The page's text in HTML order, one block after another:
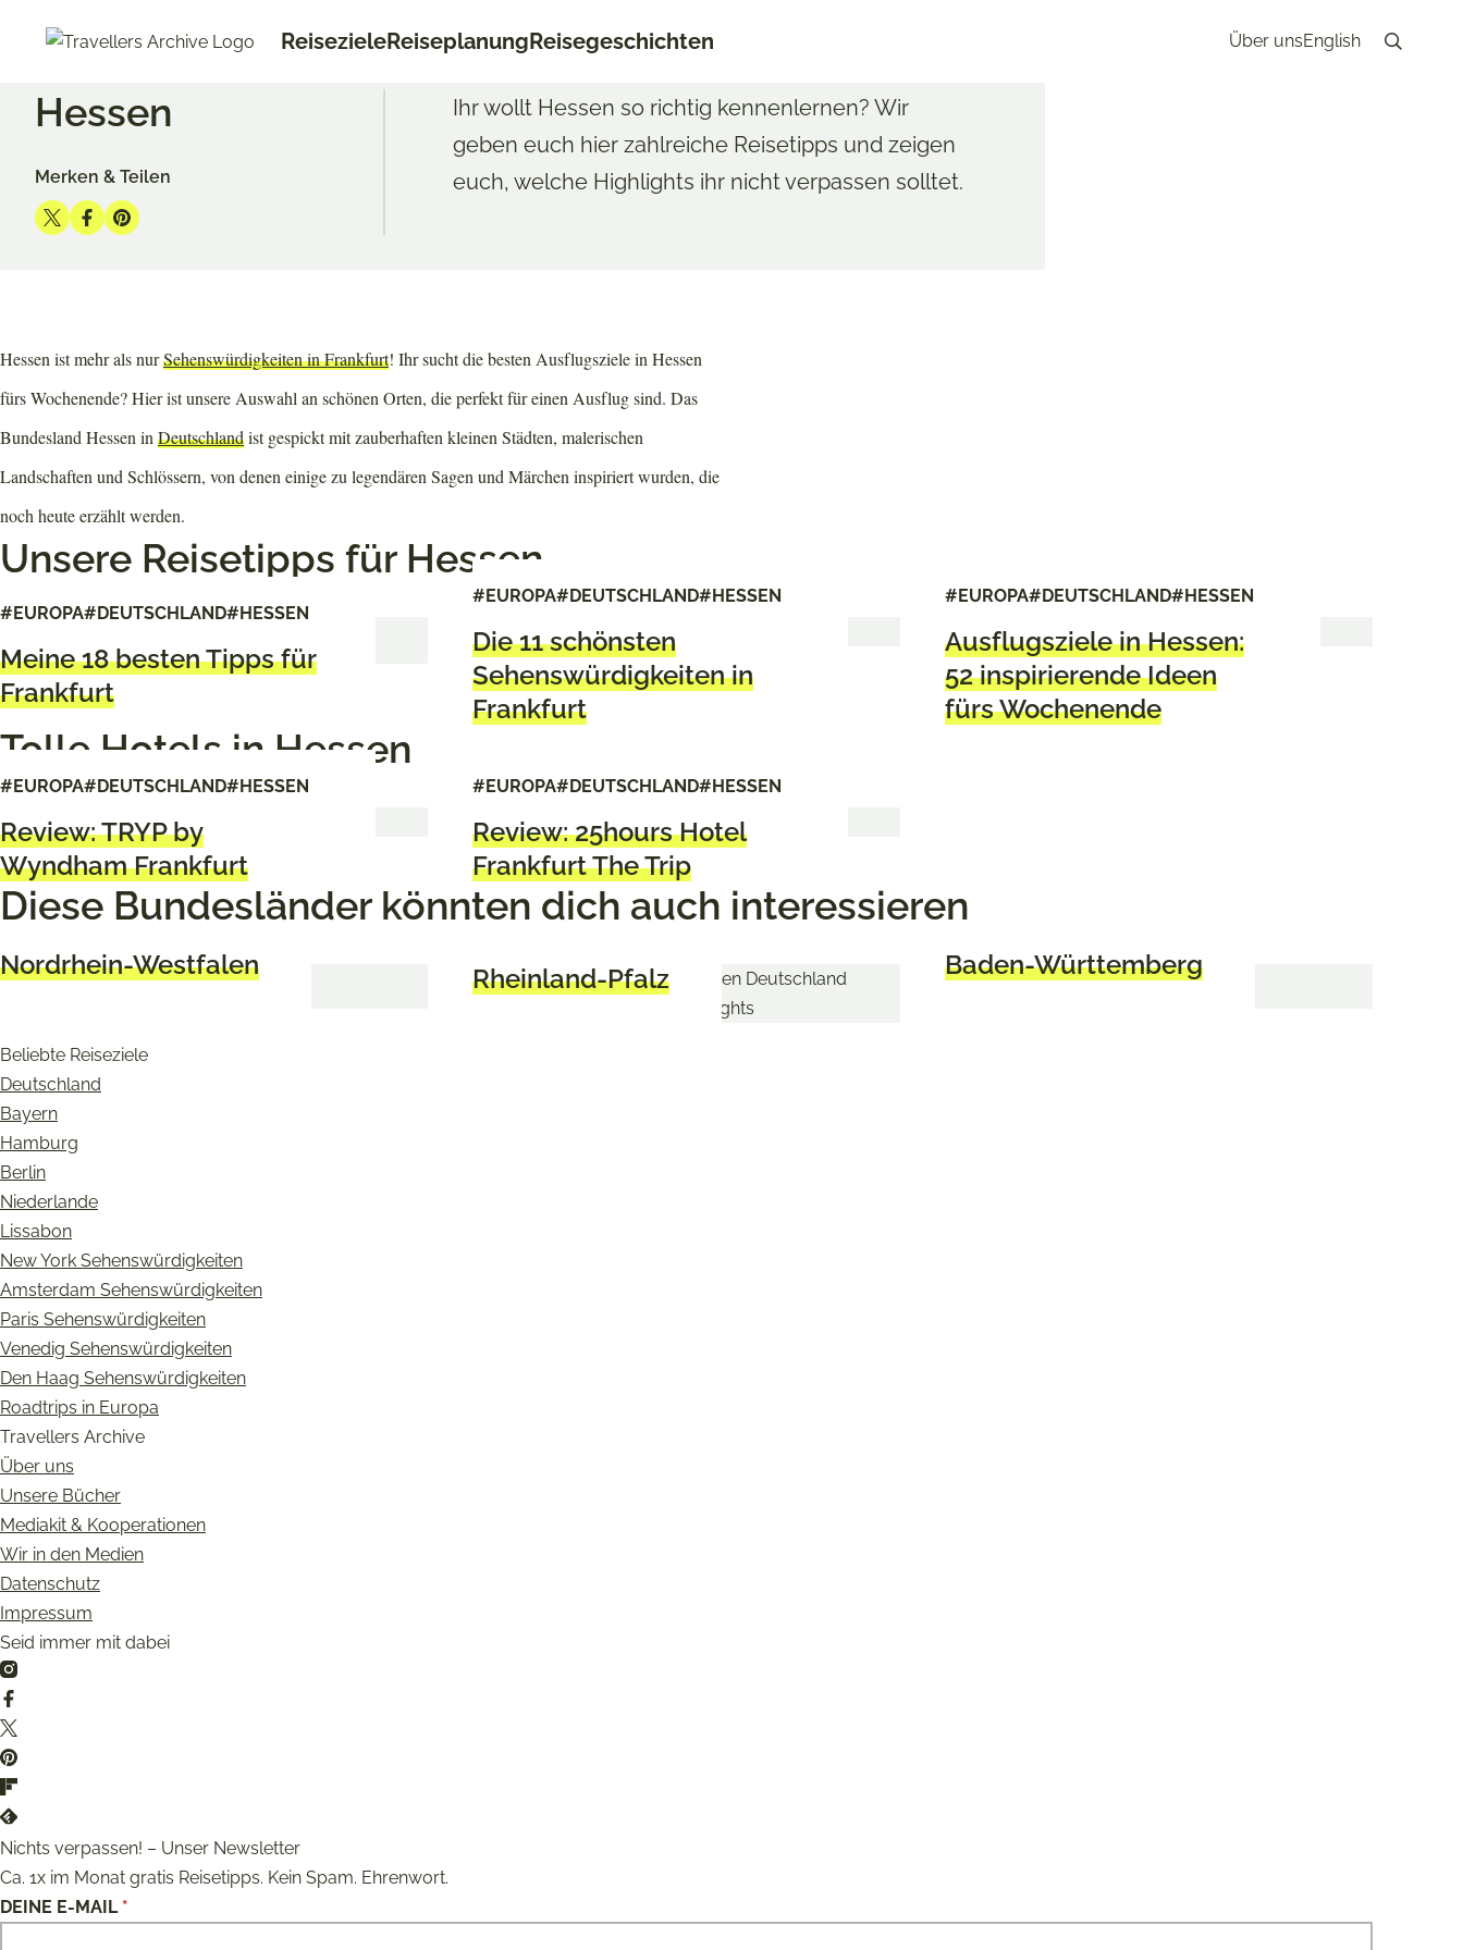
content
ReisezieleReiseplanungReisegeschichten Über unsEnglish Search
DEUTSCHLAND
Hessen
Ihr wollt Hessen so richtig kennenlernen? Wir
geben euch hier zahlreiche Reisetipps und zeigen
euch, welche Highlights ihr nicht verpassen solltet.
Merken & Teilen
ShareShareShare
Hessen ist mehr als nurSehenswürdigkeiten in Frankfurt! Ihr sucht die besten Ausflugsziele in Hessen
fürs Wochenende? Hier ist unsere Auswahl an schönen Orten, die perfekt für einen Ausflug sind. Das
Bundesland Hessen in Deutschlandist gespickt mit zauberhaften kleinen Städten, malerischen
Landschaften und Schlössern, von denen einige zu legendären Sagen und Märchen inspiriert wurden, die
noch heute erzählt werden.
Unsere Reisetipps für Hessen
#EUROPA#DEUTSCHLAND#HESSEN
Meine 18 besten Tipps für
Frankfurt
#EUROPA#DEUTSCHLAND#HESSEN
Die 11 schönsten
Sehenswürdigkeiten in
Frankfurt
#EUROPA#DEUTSCHLAND#HESSEN
Ausflugsziele in Hessen:
52 inspirierende Ideen
fürs Wochenende
Tolle Hotels in Hessen
#EUROPA#DEUTSCHLAND#HESSEN
Review: TRYP by
Wyndham Frankfurt
#EUROPA#DEUTSCHLAND#HESSEN
Review: 25hours Hotel
Frankfurt The Trip
Diese Bundesländer könnten dich auch interessieren
Nordrhein-Westfalen Rheinland-Pfalz Baden-Württemberg
Beliebte Reiseziele
Deutschland
Bayern
Hamburg
Berlin
Niederlande
Lissabon
New York Sehenswürdigkeiten
Amsterdam Sehenswürdigkeiten
Paris Sehenswürdigkeiten
Venedig Sehenswürdigkeiten
Den Haag Sehenswürdigkeiten
Roadtrips in Europa
Travellers Archive
Über uns
Unsere Bücher
Mediakit & Kooperationen
Wir in den Medien
Datenschutz
Impressum
Seid immer mit dabei
Instagram
Pinterest
Flipboard
Feedly
Nichts verpassen! – Unser Newsletter
Ca. 1x im Monat gratis Reisetipps. Kein Spam. Ehrenwort.
DEINE E-MAIL *